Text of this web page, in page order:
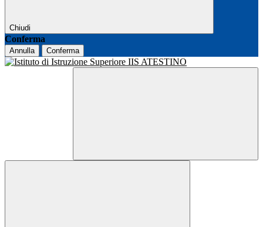
Chiudi
Conferma
Annulla Conferma